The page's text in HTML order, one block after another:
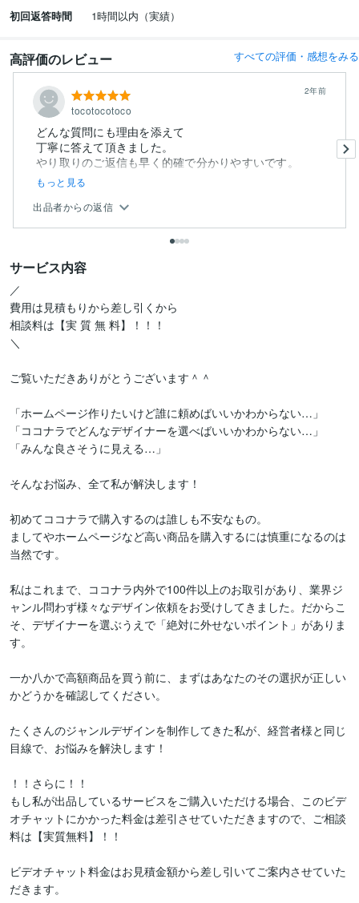
初回返答時間
1時間以内（実績）
高評価のレビュー すべての評価・感想をみる
tocotocotoco
2年前
どんな質問にも理由を添えて
丁寧に答えて頂きました。
やり取りのご返信も早く的確で分かりやすいです。
もっと見る
出品者からの返信
サービス内容
／
費用は見積もりから差し引くから
相談料は【実 質 無 料】！！！
＼
ご覧いただきありがとうございます＾＾
「ホームページ作りたいけど誰に頼めばいいかわからない…」
「ココナラでどんなデザイナーを選べばいいかわからない…」
「みんな良さそうに見える…」
そんなお悩み、全て私が解決します！
初めてココナラで購入するのは誰しも不安なもの。
ましてやホームページなど高い商品を購入するには慎重になるのは
当然です。
私はこれまで、ココナラ内外で100件以上のお取引があり、業界ジ
ャンル問わず様々なデザイン依頼をお受けしてきました。だからこ
そ、デザイナーを選ぶうえで「絶対に外せないポイント」がありま
す。
一か八かで高額商品を買う前に、まずはあなたのその選択が正しい
かどうかを確認してください。
たくさんのジャンルデザインを制作してきた私が、経営者様と同じ
目線で、お悩みを解決します！
！！さらに！！
もし私が出品しているサービスをご購入いただける場合、このビデ
オチャットにかかった料金は差引させていただきますので、ご相談
料は【実質無料】！！
ビデオチャット料金はお見積金額から差し引いてご案内させていた
だきます。